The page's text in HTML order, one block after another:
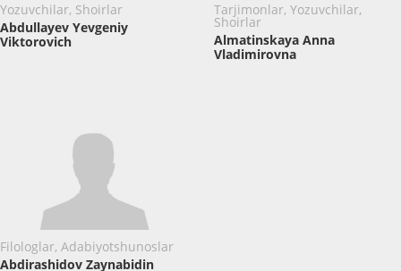
Yozuvchilar, Shoirlar
Abdullayev Yevgeniy
Viktorovich
Tarjimonlar, Yozuvchilar,
Shoirlar
Almatinskaya Anna
Vladimirovna
Filologlar, Adabiyotshunoslar
Abdirashidov Zaynabidin